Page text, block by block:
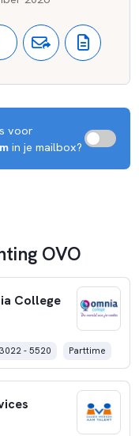
voor
in je mailbox?
OVO
College
- 5520 Parttime